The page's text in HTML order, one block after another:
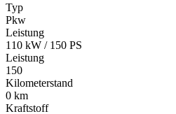
Typ
Pkw
Leistung
110 kW / 150 PS
Leistung
150
Kilometerstand
0 km
Kraftstoff